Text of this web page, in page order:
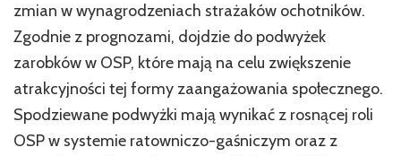
zmian w wynagrodzeniach strażaków ochotników.
Zgodnie z prognozami, dojdzie do podwyżek
zarobków w OSP, które mają na celu zwiększenie
atrakcyjności tej formy zaangażowania społecznego.
Spodziewane podwyżki mają wynikać z rosnącej roli
OSP w systemie ratowniczo-gaśniczym oraz z